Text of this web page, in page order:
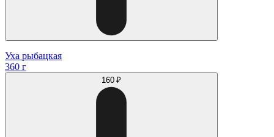
Уха рыбацкая
360 г
160 ₽